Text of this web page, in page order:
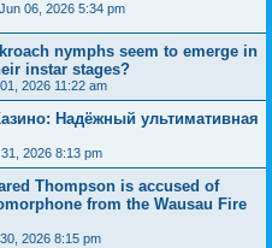
06, 2026 5:34 pm
nymphs seem to emerge in
instar stages?
2026 11:22 am
Надёжный ультимативная
2026 8:13 pm
Thompson is accused of
from the Wausau Fire
2026 8:15 pm